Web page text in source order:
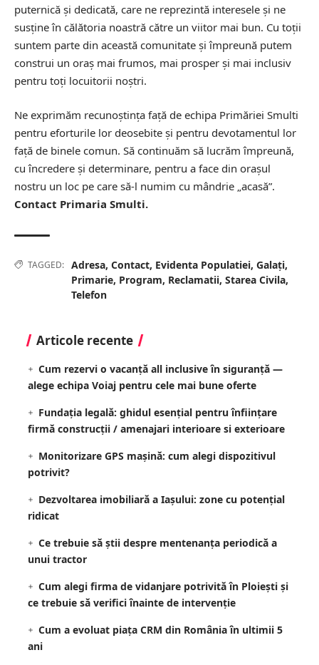
puternică și dedicată, care ne reprezintă interesele și ne
susține în călătoria noastră către un viitor mai bun. Cu toții
suntem parte din această comunitate și împreună putem
construi un oraș mai frumos, mai prosper și mai inclusiv
pentru toți locuitorii noștri.
Ne exprimăm recunoștința față de echipa Primăriei Smulti
pentru eforturile lor deosebite și pentru devotamentul lor
față de binele comun. Să continuăm să lucrăm împreună,
cu încredere și determinare, pentru a face din orașul
nostru un loc pe care să-l numim cu mândrie „acasă”.
Contact Primaria Smulti.
TAGGED: Adresa, Contact, Evidenta Populatiei, Galați,
Primarie, Program, Reclamatii, Starea Civila,
Telefon
Articole recente
Cum rezervi o vacanță all inclusive în siguranță —
alege echipa Voiaj pentru cele mai bune oferte
Fundația legală: ghidul esențial pentru înființare
firmă construcții / amenajari interioare si exterioare
Monitorizare GPS mașină: cum alegi dispozitivul
potrivit?
Dezvoltarea imobiliară a Iașului: zone cu potențial
ridicat
Ce trebuie să știi despre mentenanța periodică a
unui tractor
Cum alegi firma de vidanjare potrivită în Ploiești și
ce trebuie să verifici înainte de intervenție
Cum a evoluat piața CRM din România în ultimii 5
ani